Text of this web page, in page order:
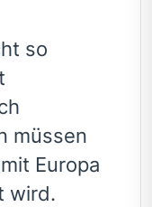
so
müssen
Europa
wird.